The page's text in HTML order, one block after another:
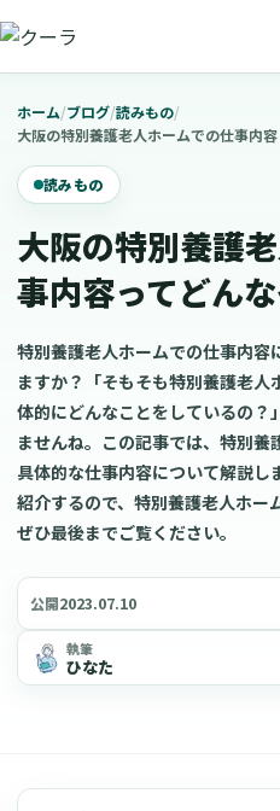
ホーム/ブログ/読みもの/
大阪の特別養護老人ホームでの仕事内
読みもの
大阪の特別養護
事内容ってどん
特別養護老人ホームでの仕事内容
ますか？「そもそも特別養護老
体的にどんなことをしているの？
ませんね。この記事では、特別
具体的な仕事内容について解説
紹介するので、特別養護老人ホー
ぜひ最後までご覧ください。
公開2023.07.10
執筆
ひなた